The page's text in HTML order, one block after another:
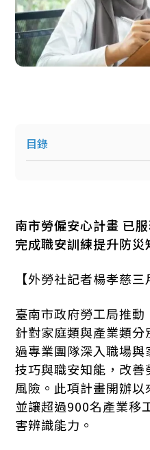
目錄
南市勞僱安心計畫 已
完成職安訓練提升防災
【外勞社記者楊孝慈
臺南市政府勞工局推動
針對家庭類與產業類
過專業團隊深入職場
技巧與職安知能，改
風險。此項計畫開辦以
並讓超過900名產業移
害辨識能力。